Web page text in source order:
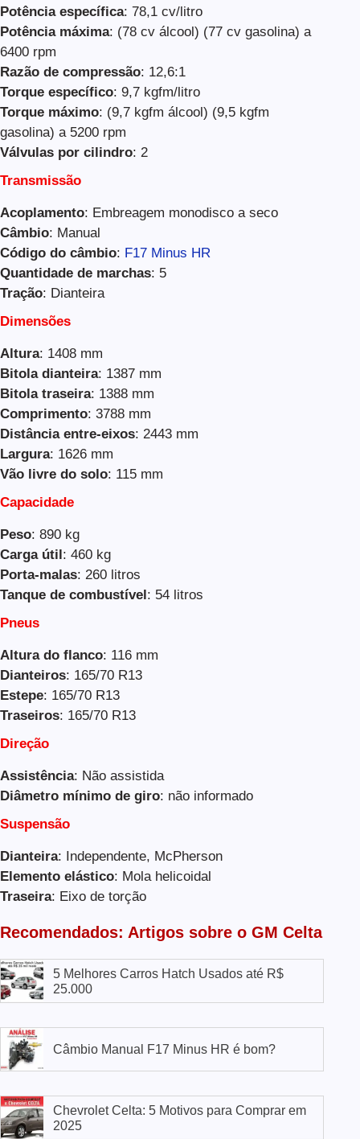
Potência específica: 78,1 cv/litro
Potência máxima: (78 cv álcool) (77 cv gasolina) a
6400 rpm
Razão de compressão: 12,6:1
Torque específico: 9,7 kgfm/litro
Torque máximo: (9,7 kgfm álcool) (9,5 kgfm
gasolina) a 5200 rpm
Válvulas por cilindro: 2
Transmissão
Acoplamento: Embreagem monodisco a seco
Câmbio: Manual
Código do câmbio: F17 Minus HR
Quantidade de marchas: 5
Tração: Dianteira
Dimensões
Altura: 1408 mm
Bitola dianteira: 1387 mm
Bitola traseira: 1388 mm
Comprimento: 3788 mm
Distância entre-eixos: 2443 mm
Largura: 1626 mm
Vão livre do solo: 115 mm
Capacidade
Peso: 890 kg
Carga útil: 460 kg
Porta-malas: 260 litros
Tanque de combustível: 54 litros
Pneus
Altura do flanco: 116 mm
Dianteiros: 165/70 R13
Estepe: 165/70 R13
Traseiros: 165/70 R13
Direção
Assistência: Não assistida
Diâmetro mínimo de giro: não informado
Suspensão
Dianteira: Independente, McPherson
Elemento elástico: Mola helicoidal
Traseira: Eixo de torção
Recomendados: Artigos sobre o GM Celta
5 Melhores Carros Hatch Usados até R$
25.000
Câmbio Manual F17 Minus HR é bom?
Chevrolet Celta: 5 Motivos para Comprar em
2025